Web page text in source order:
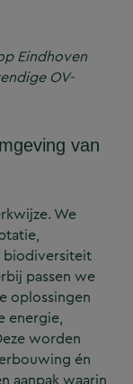
Eindhoven
OV-
van
We
biodiversiteit
passen we
oplossingen
energie,
worden
én